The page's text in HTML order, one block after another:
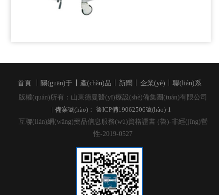
首頁 關(guān)于 產(chǎn)品 新聞 企業(yè)
聯(lián)系
版權(quán)所有：山東德曼醫(yī)療設(shè)備集團(tuán)有限公司
備案號(hào)： 魯ICP備19062506號(hào)-1
互聯(lián)網(wǎng)藥品信息服務(wù)資格證書 (魯)-非經(jīng)營
性-2019-0527